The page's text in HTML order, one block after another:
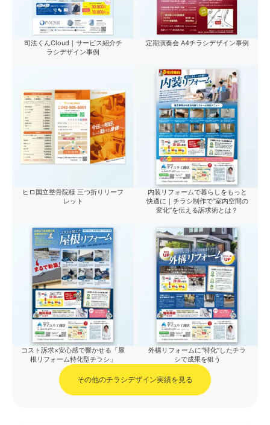
司法くんCloud｜サービス紹介チ
ラシデザイン事例
定期演奏会 A4チラシデザイン事例
ヒロ国立整骨院様 三つ折りリーフ
レット
内装リフォームで暮らしをもっと
快適に｜チラシ制作で“室内空間の
変化”を伝える訴求術とは？
コスト訴求×安心感で響かせる「屋
根リフォーム特化型チラシ」
外構リフォームに“特化”したチラ
シで成果を狙う
その他のチラシデザイン実績を見る